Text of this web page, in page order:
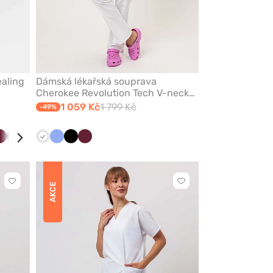
TřešňováLilkovýOlivková
Zelená
Dámská lékařská souprava
Cherokee Revolution Tech V-neck
bílá
-49% 1 059 Kč1 799 Kč
Bílá
KlasickyČernáTřešňová
Kliknutím
AKCE
Kliknutím